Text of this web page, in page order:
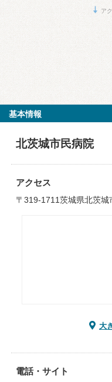
ア
基本情報
北茨城市民病院
アクセス
〒319-1711茨城県北茨
大
電話・サイト